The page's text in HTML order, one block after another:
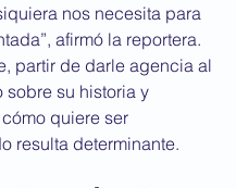
nos necesita para
afirmó la reportera.
partir de darle agencia al
sobre su historia y
quiere ser
resulta determinante.